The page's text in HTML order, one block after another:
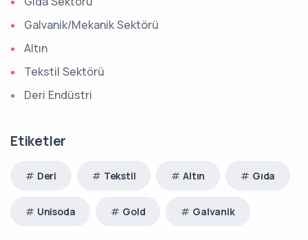
Galvanik/Mekanik Sektörü
Altın
Tekstil Sektörü
Deri Endüstri
Etiketler
Deri Tekstil Altın Gıda
Unisoda Gold Galvanik